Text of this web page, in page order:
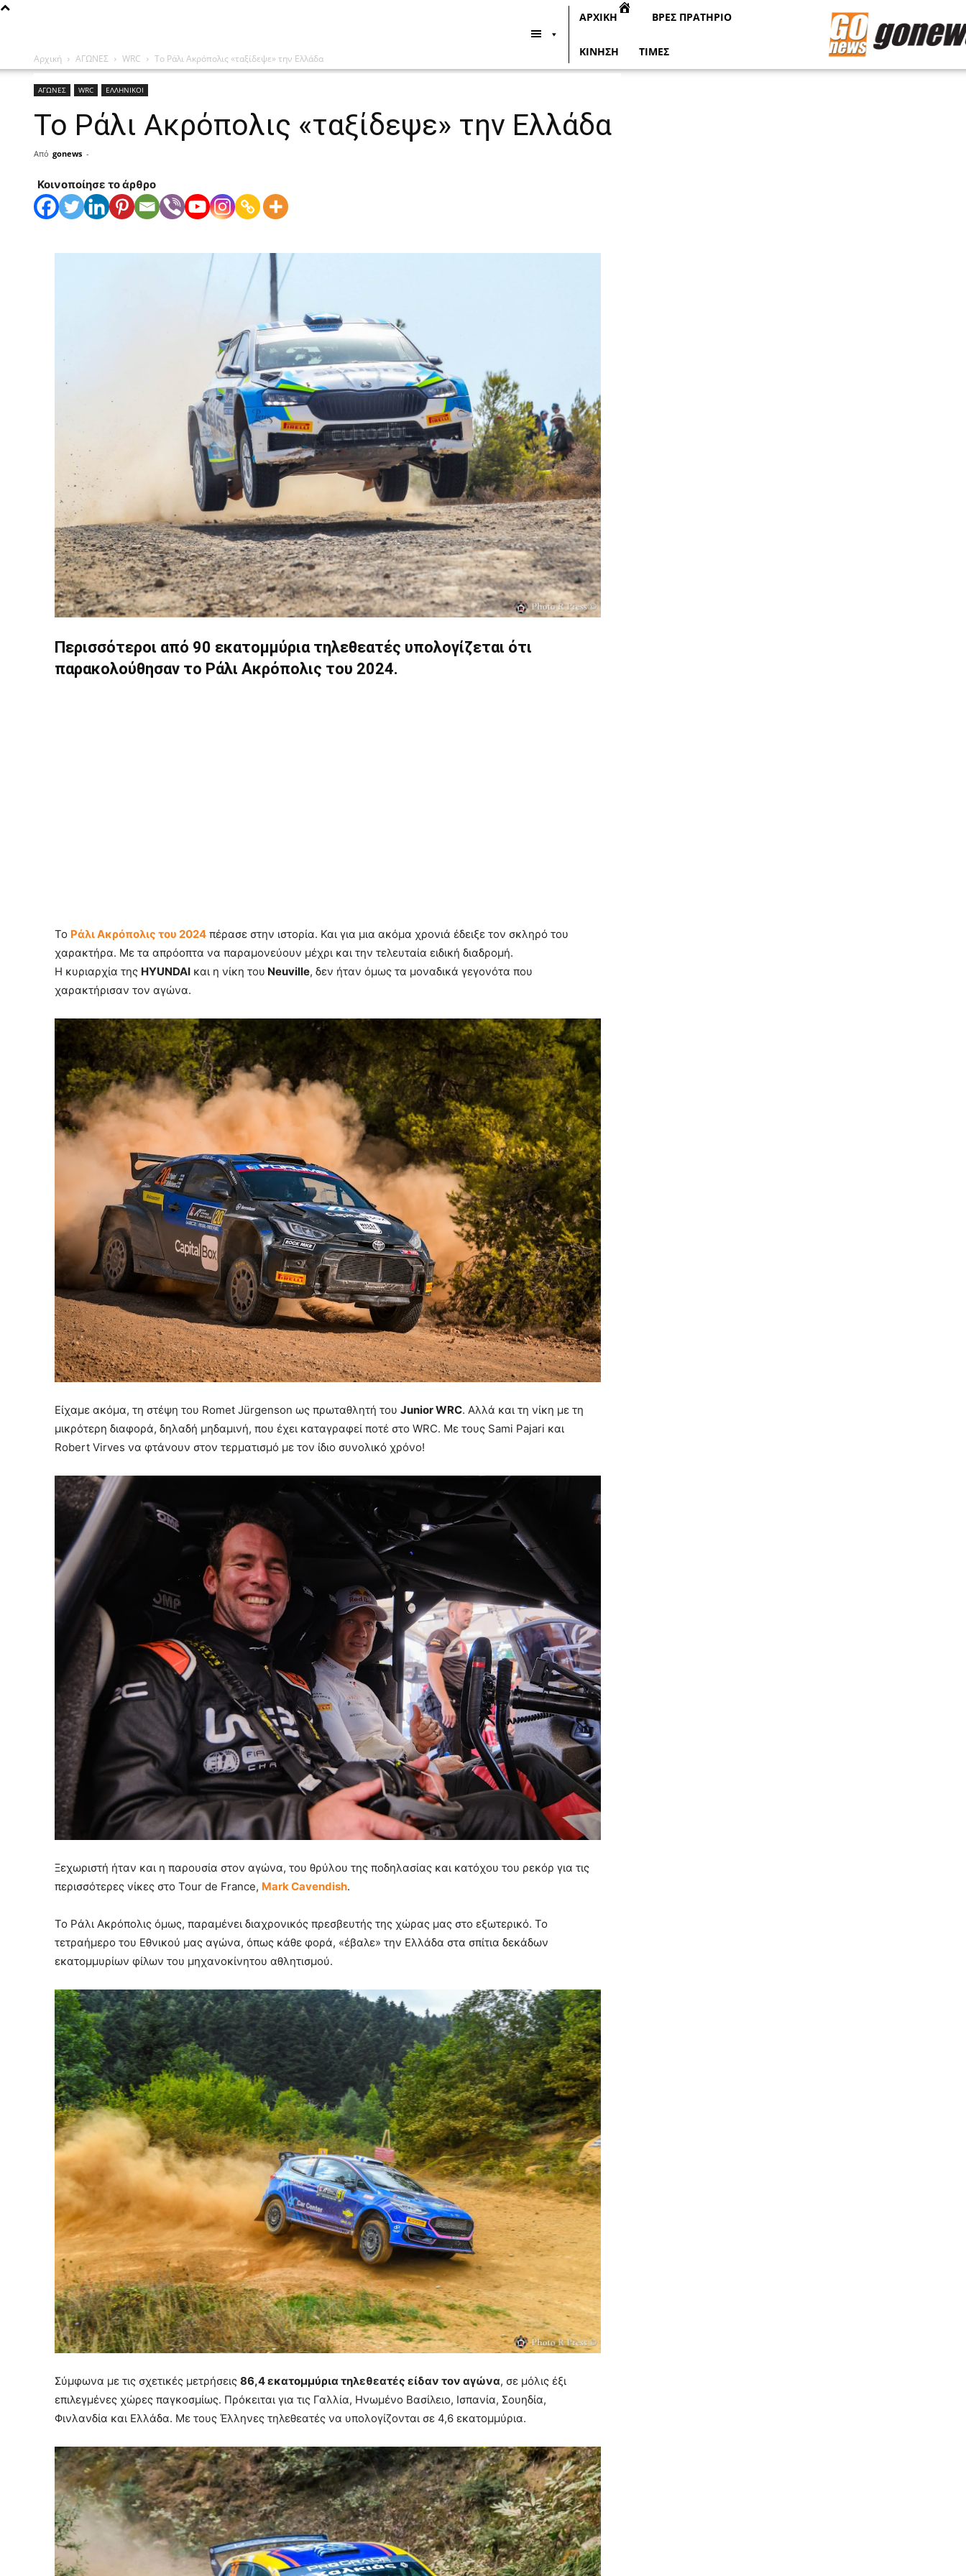
ΑΡΧΙΚΗ ΒΡΕΣ ΠΡΑΤΗΡΙΟ
ΚΙΝΗΣΗ ΤΙΜΕΣ
Αρχική ΑΓΩΝΕΣ WRC Το Ράλι Ακρόπολις «ταξίδεψε» την Ελλάδα
ΑΓΩΝΕΣ WRC ΕΛΛΗΝΙΚΟΙ
Το Ράλι Ακρόπολις «ταξίδεψε» την Ελλάδα
Από gonews -
Κοινοποίησε το άρθρο
Περισσότεροι από 90 εκατομμύρια τηλεθεατές υπολογίζεται ότι
παρακολούθησαν το Ράλι Ακρόπολις του 2024.
Το Ράλι Ακρόπολις του 2024πέρασε στην ιστορία. Και για μια ακόμα χρονιά έδειξε τον σκληρό του
χαρακτήρα. Με τα απρόοπτα να παραμονεύουν μέχρι και την τελευταία ειδική διαδρομή.
Η κυριαρχία της HYUNDAIκαι η νίκη του Neuville, δεν ήταν όμως τα μοναδικά γεγονότα που
χαρακτήρισαν τον αγώνα.
Είχαμε ακόμα, τη στέψη του Romet Jürgenson ως πρωταθλητή του Junior WRC. Αλλά και τη νίκη με τη
μικρότερη διαφορά, δηλαδή μηδαμινή, που έχει καταγραφεί ποτέ στο WRC. Με τους Sami Pajari και
Robert Virves να φτάνουν στον τερματισμό με τον ίδιο συνολικό χρόνο!
Ξεχωριστή ήταν και η παρουσία στον αγώνα, του θρύλου της ποδηλασίας και κατόχου του ρεκόρ για τις
περισσότερες νίκες στο Tour de France, Mark Cavendish.
Το Ράλι Ακρόπολις όμως, παραμένει διαχρονικός πρεσβευτής της χώρας μας στο εξωτερικό. Το
τετραήμερο του Εθνικού μας αγώνα, όπως κάθε φορά, «έβαλε» την Ελλάδα στα σπίτια δεκάδων
εκατομμυρίων φίλων του μηχανοκίνητου αθλητισμού.
Σύμφωνα με τις σχετικές μετρήσεις 86,4 εκατομμύρια τηλεθεατές είδαν τον αγώνα, σε μόλις έξι
επιλεγμένες χώρες παγκοσμίως. Πρόκειται για τις Γαλλία, Ηνωμένο Βασίλειο, Ισπανία, Σουηδία,
Φινλανδία και Ελλάδα. Με τους Έλληνες τηλεθεατές να υπολογίζονται σε 4,6 εκατομμύρια.